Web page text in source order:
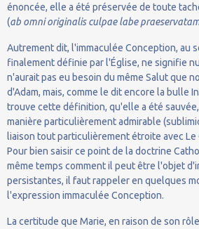
énoncée, elle a été préservée de toute
(ab omni originalis culpae labe
Autrement dit, l'immaculée Conception, au
finalement définie par l'Église, ne signifie
n'aurait pas eu besoin du même Salut que
d'Adam, mais, comme le dit encore la bulle
trouve cette définition, qu'elle a été
manière particulièrement admirable
liaison tout particulièrement étroite avec Le
Pour bien saisir ce point de la doctrine
même temps comment il peut être l'objet
persistantes, il faut rappeler en quelques
l'expression immaculée Conception.
La certitude que Marie, en raison de son